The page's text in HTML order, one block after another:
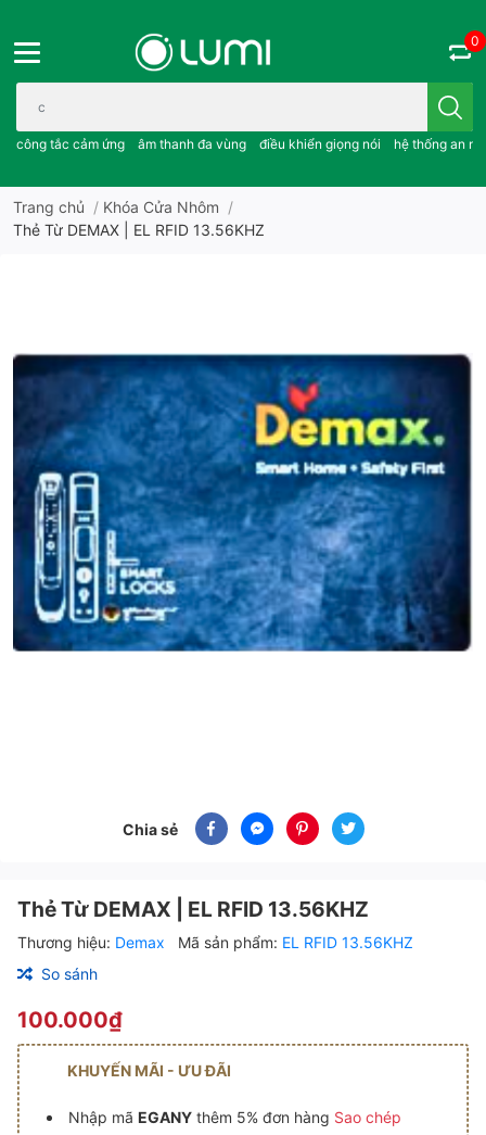
Bạn cần tìm gì..; công tắc cảm ứng..; âm thanh đa vùng ; điều
công tắc cảm ứng âm thanh đa vùng điều khiển giọng nói hệ thống an
0
Trang chủ / Khóa Cửa Nhôm /
Thẻ Từ DEMAX | EL RFID 13.56KHZ
Chia sẻ
Thẻ Từ DEMAX | EL RFID 13.56KHZ
Thương hiệu: Demax Mã sản phẩm: EL RFID 13.56KHZ
So sánh
100.000₫
KHUYẾN MÃI - ƯU ĐÃI
Nhập mã EGANYthêm 5% đơn hàng Sao chép